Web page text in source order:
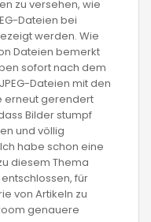
zu versehen, wie
Dateien bei
werden. Wie
Dateien bemerkt
sofort nach dem
Dateien mit den
erneut gerendert
Bilder stumpf
und völlig
habe schon eine
diesem Thema
für
von Artikeln zu
genauere